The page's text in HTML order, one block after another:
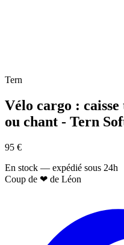
Tern
Vélo cargo :
ou chant - Tern
95 €
En stock — expédié sous 24h
Coup de ❤ de Léon